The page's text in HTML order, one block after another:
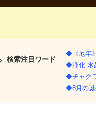
検索注目ワード
◆《厄年
◆浄化 水
◆チャク
◆8月の誕